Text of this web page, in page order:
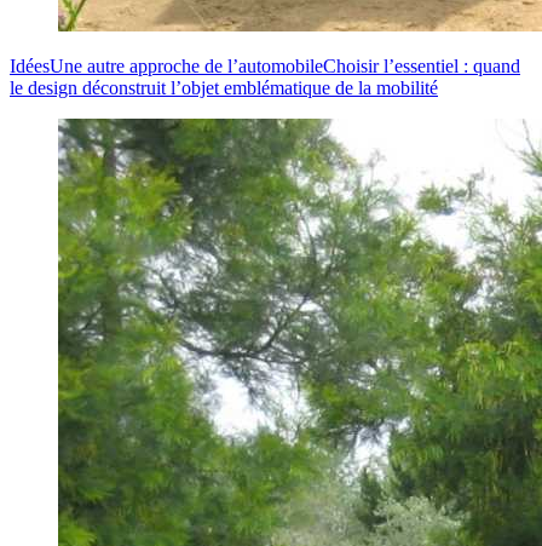
IdéesUne autre approche de l’automobileChoisir l’essentiel : quand
le design déconstruit l’objet emblématique de la mobilité